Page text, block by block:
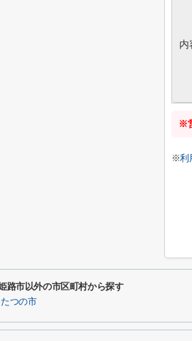
内
※
※利
路市以外の市区町村から探す
たつの市